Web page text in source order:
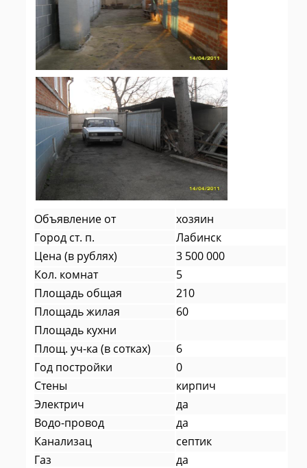
Объявление от
хозяин
Город ст. п.
Лабинск
Цена (в рублях)
3 500 000
Кол. комнат
5
Площадь общая
210
Площадь жилая
60
Площадь кухни
Площ. уч-ка (в сотках)
6
Год постройки
0
Стены
кирпич
Электрич
да
Водо-провод
да
Канализац
септик
Газ
да